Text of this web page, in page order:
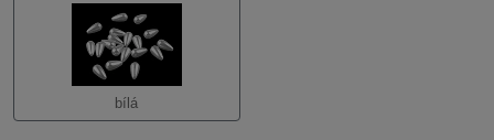
bílá